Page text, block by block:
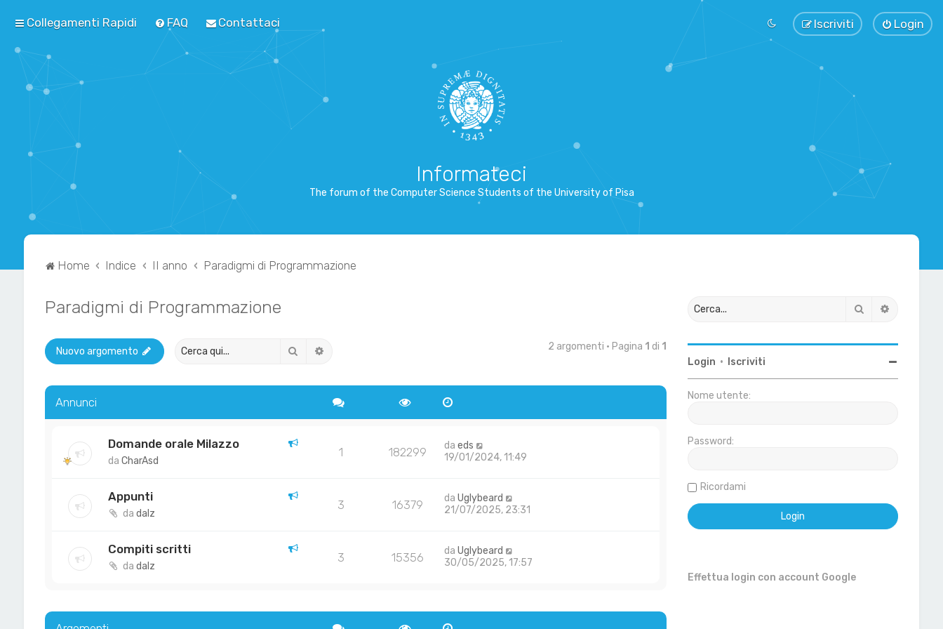
Collegamenti Rapidi FAQ Contattaci Login
Iscriviti
Informateci
The forum of the Computer Science Students of the University of Pisa
Home Indice II anno Paradigmi di Programmazione
Paradigmi di Programmazione
Nuovo argomento Cerca 2 argomenti • Pagina 1 di 1
Annunci
Domande orale Milazzo
da CharAsd
1 182299 daeds
19/01/2024, 11:49
Appunti
da dalz
3 16379 daUglybeard
21/07/2025, 23:31
Compiti scritti
da dalz
3 15356 daUglybeard
30/05/2025, 17:57
Cerca
Login • Iscriviti
Nome utente:
Password:
Ricordami
Effettua login con account Google